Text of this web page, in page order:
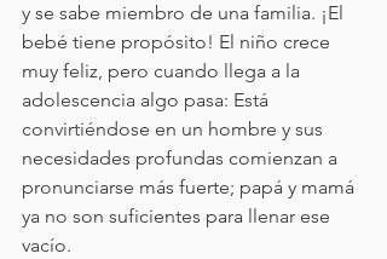
y se sabe miembro de una familia. ¡El
bebé tiene propósito! El niño crece
muy feliz, pero cuando llega a la
adolescencia algo pasa: Está
convirtiéndose en un hombre y sus
necesidades profundas comienzan a
pronunciarse más fuerte; papá y mamá
ya no son suficientes para llenar ese
vacío.